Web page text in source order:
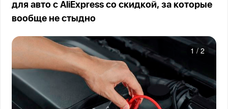
для авто с AliExpress со скидкой, за которые
вообще не стыдно
1 / 2